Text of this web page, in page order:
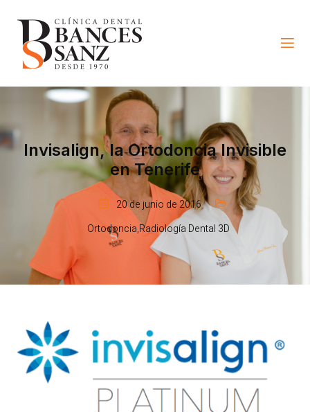
Invisalign, la Ortodoncia Invisible
en Tenerife
20 de junio de 2016
Ortodoncia,Radiología Dental 3D